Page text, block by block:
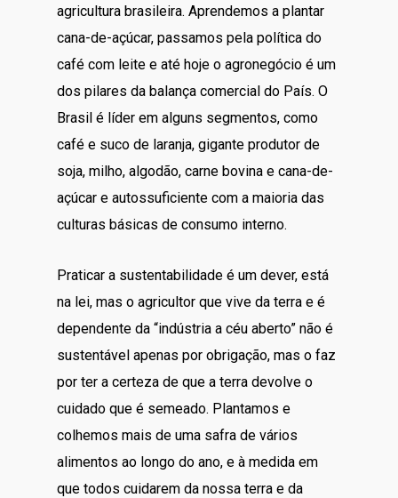
agricultura brasileira. Aprendemos a plantar
cana-de-açúcar, passamos pela política do
café com leite e até hoje o agronegócio é um
dos pilares da balança comercial do País. O
Brasil é líder em alguns segmentos, como
café e suco de laranja, gigante produtor de
soja, milho, algodão, carne bovina e cana-de-
açúcar e autossuficiente com a maioria das
culturas básicas de consumo interno.
Praticar a sustentabilidade é um dever, está
na lei, mas o agricultor que vive da terra e é
dependente da “indústria a céu aberto” não é
sustentável apenas por obrigação, mas o faz
por ter a certeza de que a terra devolve o
cuidado que é semeado. Plantamos e
colhemos mais de uma safra de vários
alimentos ao longo do ano, e à medida em
que todos cuidarem da nossa terra e da